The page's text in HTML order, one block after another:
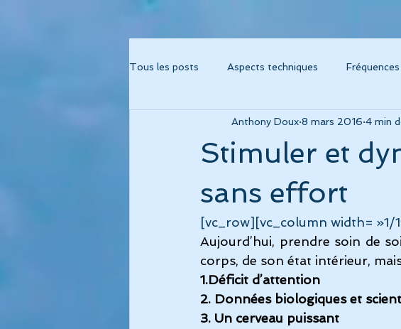
Tous les posts Aspects techniques
Album "Métamorphose" Album Caresse
Album "Voyage sonore
Album Cohérence Kid Music grossesse, chant
thérapies musicales psychorésonance
Stimuler et
sans effort
Anthony Doux 8 mars 2016 4 min
[vc_row][vc_column width= »1/
Aujourd’hui, prendre soin de
corps, de son état intérieur,
1.Déficit d’attention
2. Données biologiques et
3. Un cerveau puissant